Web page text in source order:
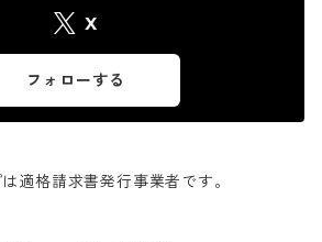
X
フォローする
適格請求書発行事業者です。